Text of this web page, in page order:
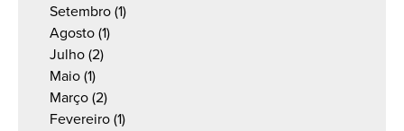
Setembro (1)
Agosto (1)
Julho (2)
Maio (1)
Março (2)
Fevereiro (1)